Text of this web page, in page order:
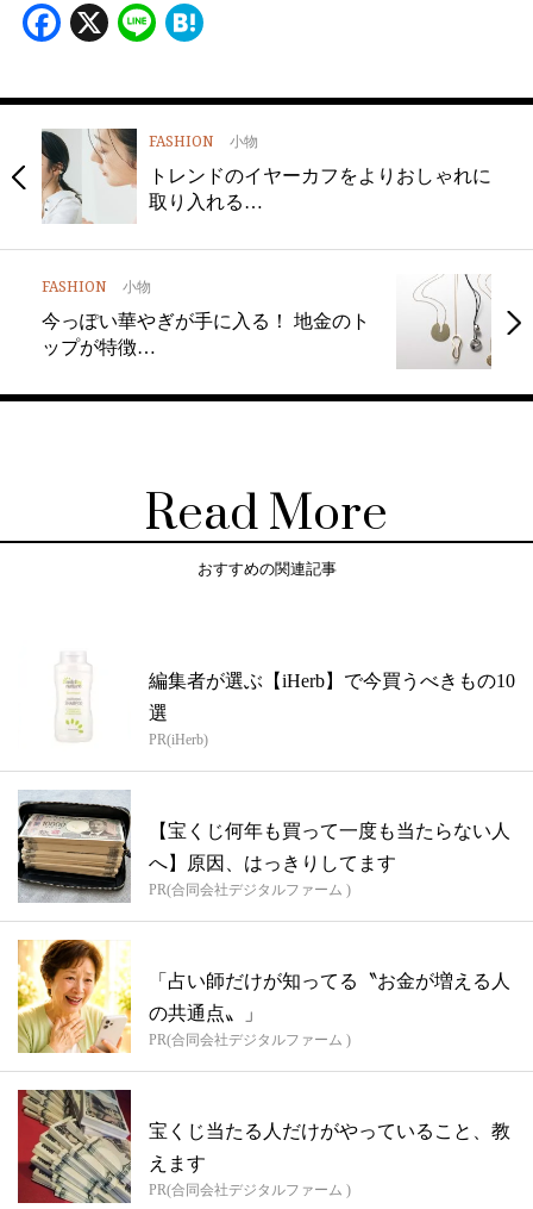
Facebook
X Line
FASHION 小物
トレンドのイヤーカフをよりおしゃれに
取り入れる…
FASHION 小物
今っぽい華やぎが手に入る！ 地金のト
ップが特徴…
Read More
おすすめの関連記事
編集者が選ぶ【iHerb】で今買うべきもの10
選
PR(iHerb)
【宝くじ何年も買って一度も当たらない人
へ】原因、はっきりしてます
PR(合同会社デジタルファーム )
「占い師だけが知ってる〝お金が増える人
の共通点〟」
PR(合同会社デジタルファーム )
宝くじ当たる人だけがやっていること、教
えます
PR(合同会社デジタルファーム )